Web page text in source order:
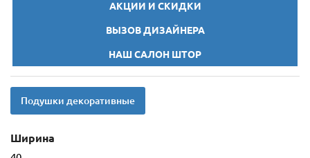
АКЦИИ И СКИДКИ
ВЫЗОВ ДИЗАЙНЕРА
НАШ САЛОН ШТОР
Подушки декоративные
Ширина